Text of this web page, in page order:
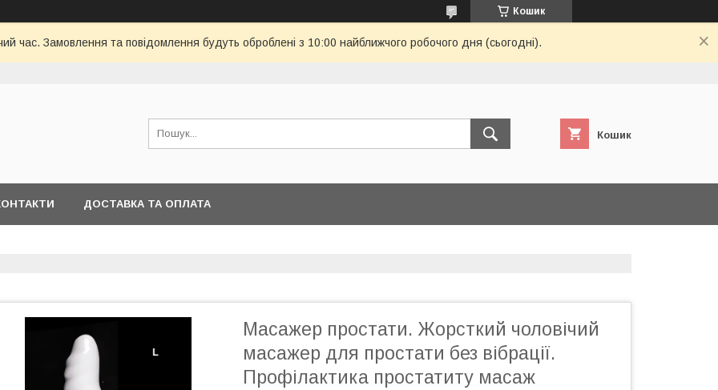
Кошик
час. Замовлення та повідомлення будуть оброблені з 10:00 найближчого робочого дня (сьогодні).
Кошик
ДОСТАВКА ТА ОПЛАТА
Масажер простати. Жорсткий чоловічий
масажер для простати без вібрації.
Профілактика простатиту масаж